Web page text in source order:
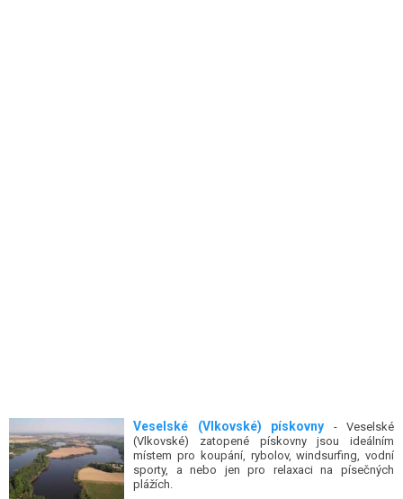
Veselské (Vlkovské) pískovny
- Veselské
(Vlkovské) zatopené pískovny jsou ideálním
místem pro koupání, rybolov, windsurfing, vodní
sporty, a nebo jen pro relaxaci na písečných
plážích.